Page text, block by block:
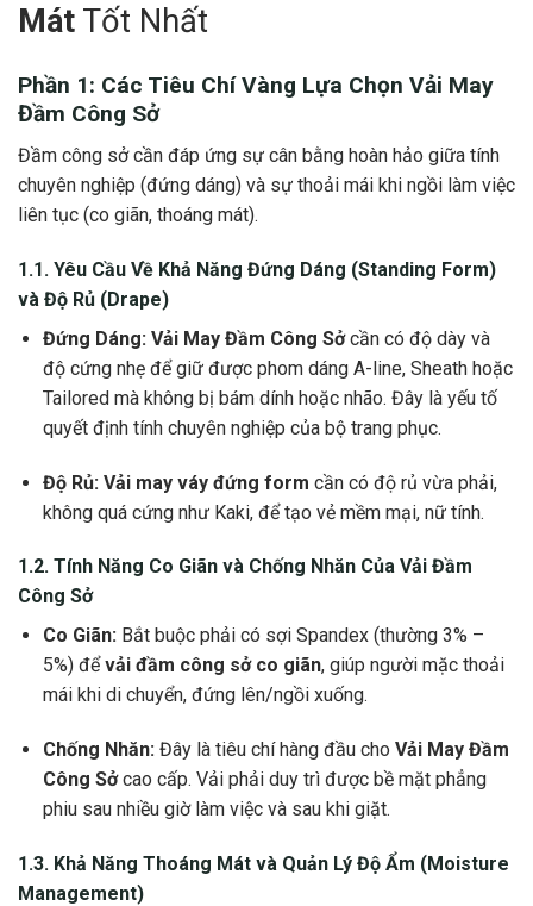
Mát Tốt Nhất
Phần 1: Các Tiêu Chí Vàng Lựa Chọn Vải May
Đầm Công Sở
Đầm công sở cần đáp ứng sự cân bằng hoàn hảo giữa tính
chuyên nghiệp (đứng dáng) và sự thoải mái khi ngồi làm việc
liên tục (co giãn, thoáng mát).
1.1. Yêu Cầu Về Khả Năng Đứng Dáng (Standing Form)
và Độ Rủ (Drape)
Đứng Dáng: Vải May Đầm Công Sởcần có độ dày và
độ cứng nhẹ để giữ được phom dáng A-line, Sheath hoặc
Tailored mà không bị bám dính hoặc nhão. Đây là yếu tố
quyết định tính chuyên nghiệp của bộ trang phục.
Độ Rủ: Vải may váy đứng form cần có độ rủ vừa phải,
không quá cứng như Kaki, để tạo vẻ mềm mại, nữ tính.
1.2. Tính Năng Co Giãn và Chống Nhăn Của Vải Đầm
Công Sở
Co Giãn:Bắt buộc phải có sợi Spandex (thường 3% –
5%) đểvải đầm công sở co giãn, giúp người mặc thoải
mái khi di chuyển, đứng lên/ngồi xuống.
Chống Nhăn:Đây là tiêu chí hàng đầu cho Vải May Đầm
Công Sởcao cấp. Vải phải duy trì được bề mặt phẳng
phiu sau nhiều giờ làm việc và sau khi giặt.
1.3. Khả Năng Thoáng Mát và Quản Lý Độ Ẩm (Moisture
Management)